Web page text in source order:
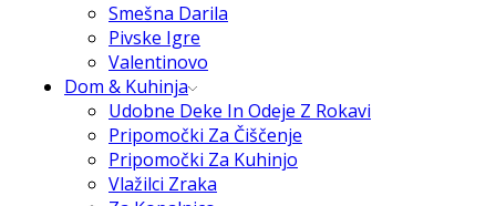
Smešna Darila
Pivske Igre
Valentinovo
Dom & Kuhinja
Udobne Deke In Odeje Z Rokavi
Pripomočki Za Čiščenje
Pripomočki Za Kuhinjo
Vlažilci Zraka